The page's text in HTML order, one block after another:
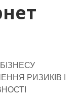
РИЗИКІВ І